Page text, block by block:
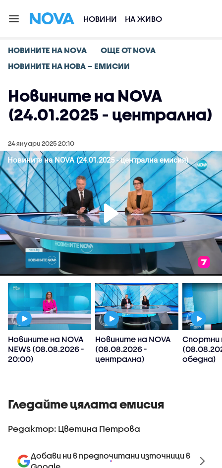
НОВИНИ НА ЖИВО
НОВИНИТЕ НА NOVA
ОЩЕ ОТ NOVA
НОВИНИТЕ НА НОВА – ЕМИСИИ
Новините на NOVA
(24.01.2025 - централна)
24 януари 2025 20:10
Новините на NOVA
NEWS (08.08.2026 -
20:00)
Новините на NOVA
(08.08.2026 -
централна)
Спортни
обедна)
Гледайте цялата емисия
Редактор: Цветина Петрова
Добави ни в предпочитани източници в